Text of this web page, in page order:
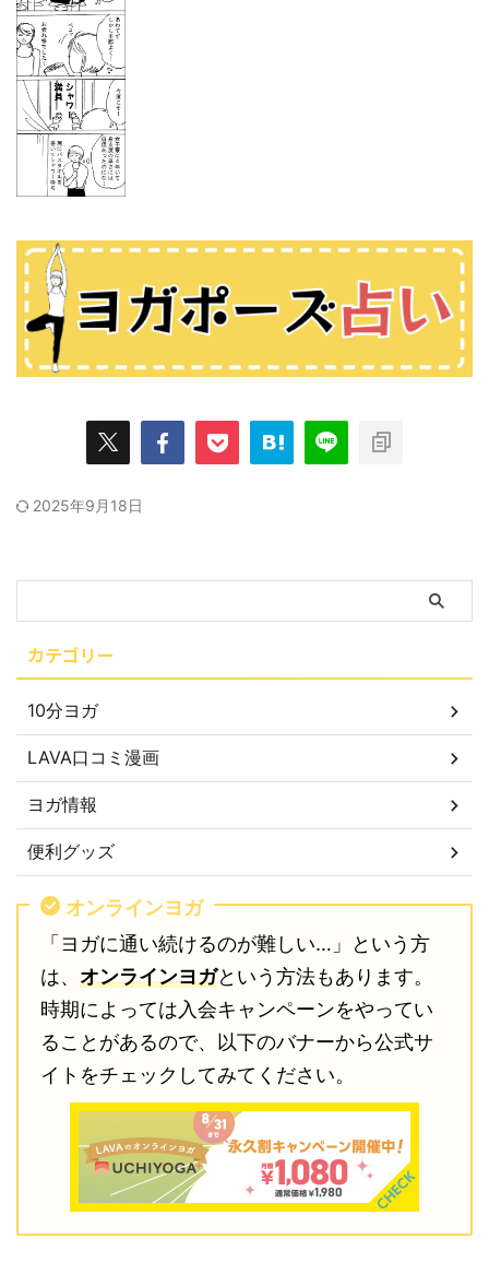
2025年9月18日
カテゴリー
10分ヨガ
LAVA口コミ漫画
ヨガ情報
便利グッズ
オンラインヨガ
「ヨガに通い続けるのが難しい…」という方
は、 オンラインヨガという方法もあります。
時期によっては入会キャンペーンをやってい
ることがあるので、以下のバナーから公式サ
イトをチェックしてみてください。